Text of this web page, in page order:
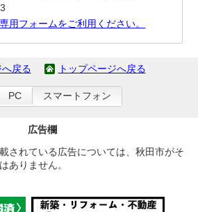
用フォームをご利用ください。
戻る トップページへ戻る
PC スマートフォン
広告欄
されている広告については、秋田市がそ
ありません。